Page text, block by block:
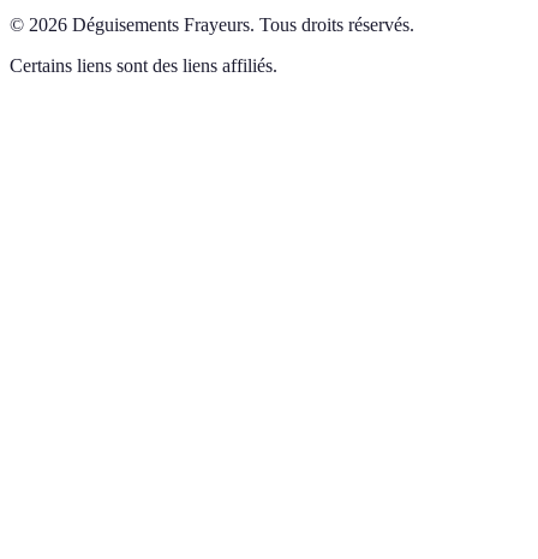
© 2026 Déguisements Frayeurs. Tous droits réservés.
Certains liens sont des liens affiliés.